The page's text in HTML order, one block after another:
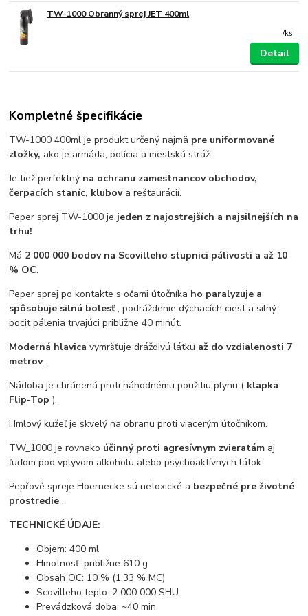
TW-1000 Obranný sprej JET 400ml
/ks
Detail
Kompletné špecifikácie
TW-1000 400ml je produkt určený najmä pre uniformované
zložky, ako je armáda, polícia a mestská stráž.
Je tiež perfektný na ochranu zamestnancov obchodov,
čerpacích staníc, klubov a reštaurácií.
Peper sprej TW-1000 je jeden z najostrejších a najsilnejších na
trhu!
Má 2 000 000 bodov na Scovilleho stupnici pálivosti a až 10
% OC.
Peper sprej po kontakte s očami útočníka ho paralyzuje a
spôsobuje silnú bolesť, podráždenie dýchacích ciest a silný
pocit pálenia trvajúci približne 40 minút.
Moderná hlavicavymršťuje dráždivú látku až do vzdialenosti 7
metrov.
Nádoba je chránená proti náhodnému použitiu plynu ( klapka
Flip-Top).
Hmlový kužeľ je skvelý na obranu proti viacerým útočníkom.
TW_1000 je rovnako účinný proti agresívnym zvieratám aj
ľuďom pod vplyvom alkoholu alebo psychoaktívnych látok.
Pepřové spreje Hoernecke sú netoxické a bezpečné pre životné
prostredie.
TECHNICKÉ ÚDAJE:
Objem: 400 ml
Hmotnosť: približne 610 g
Obsah OC: 10 % (1,33 % MC)
Scovilleho teplo: 2 000 000 SHU
Prevádzková doba: ~40 min